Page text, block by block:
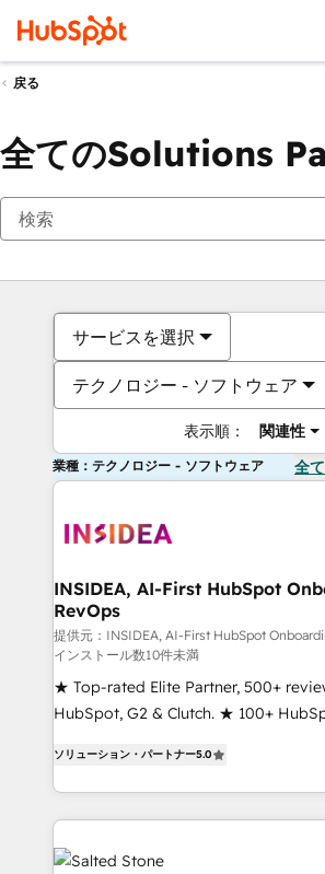
戻る
全てのSolutions
サービスを選択
テクノロジー - ソフトウェア
表示順： 関連性
業種：テクノロジー - ソフトウェア 全
INSIDEA, AI-First HubSpot
RevOps
提供元：INSIDEA, AI-First HubSpot
インストール数10件未満
★ Top-rated Elite Partner, 500+
HubSpot, G2 & Clutch. ★ 100+
implementations across five
RevOps-led, Onboarding obsessed
the Year 2024/25 INSIDEA helps growing companies
turn HubSpot into a revenue engine.
ソリューション・パートナー5.0